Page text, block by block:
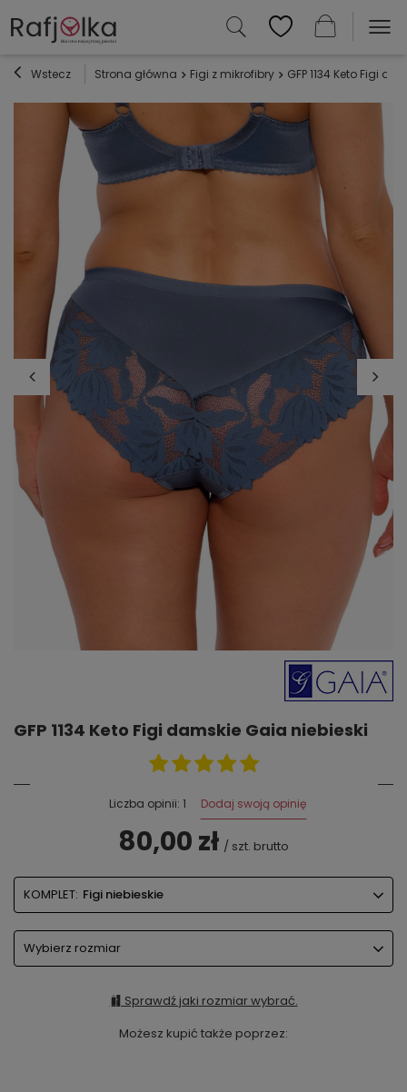
Wstecz Strona główna Figi z mikrofibry GFP 1134 Keto Figi
GFP 1134 Keto Figi damskie Gaia niebieski
Liczba opinii: 1 Dodaj swoją opinię
80,00 zł / szt. brutto
KOMPLET: Figi niebieskie
Wybierz rozmiar
Sprawdź jaki rozmiar wybrać.
Możesz kupić także poprzez: